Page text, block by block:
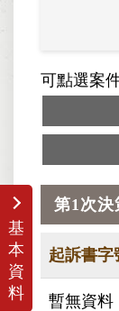
可點選案
基
本
資
料
第1次決
起訴書字
暫無資料